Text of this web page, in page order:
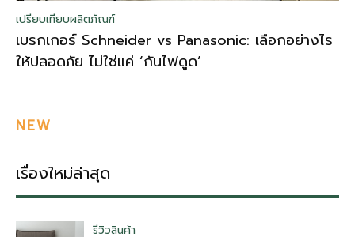
เปรียบเทียบผลิตภัณฑ์
เบรกเกอร์ Schneider vs Panasonic: เลือกอย่างไร
ให้ปลอดภัย ไม่ใช่แค่ ‘กันไฟดูด’
NEW
เรื่องใหม่ล่าสุด
รีวิวสินค้า